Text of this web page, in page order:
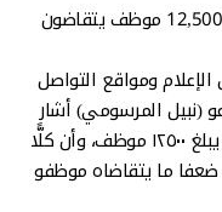
نفى مجلس النواب، اليوم الأربعاء، وجود 12,500 موظف يتقاضون
ومواقع التواصل
تصريحاً للمدعو (نبيل المرسومي) أشار
فيه إلى أن عدد موظفي مجلس النواب يبلغ ١٢٥٠٠ موظف، وأن كلًّا
منهم يتقاضى ٣٥٠٠٠٠٠ دينار، بما يفوق ١٢ ضعفا ما يتقاضاه موظفو